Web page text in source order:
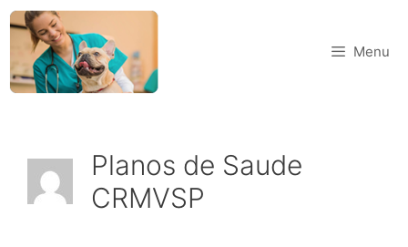
Menu
Planos de Saude
CRMVSP